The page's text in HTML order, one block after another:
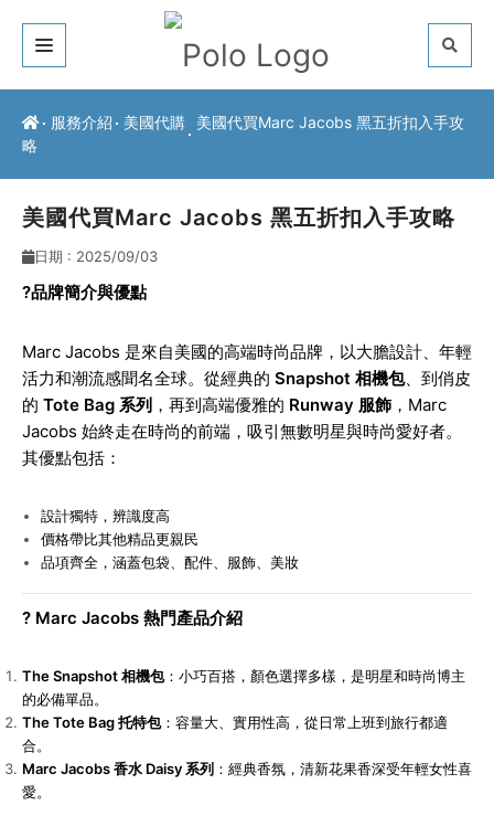
關於我們
服務介紹
常見問題
聯絡方式
服務介紹 美國代購
美國代買Marc Jacobs 黑五折扣入手攻
略
美國代買Marc Jacobs 黑五折扣入手攻略
日期 : 2025/09/03
?品牌簡介與優點
Marc Jacobs 是來自美國的高端時尚品牌，以大膽設計、年輕
活力和潮流感聞名全球。從經典的 Snapshot 相機包、到俏皮
的 Tote Bag 系列 ，再到高端優雅的 Runway 服飾 ，Marc
Jacobs 始終走在時尚的前端，吸引無數明星與時尚愛好者。
其優點包括：
設計獨特，辨識度高
價格帶比其他精品更親民
品項齊全，涵蓋包袋、配件、服飾、美妝
? Marc Jacobs 熱門產品介紹
The Snapshot相機包：小巧百搭，顏色選擇多樣，是明星和時尚博主
的必備單品。
The Tote Bag托特包：容量大、實用性高，從日常上班到旅行都適
合。
Marc Jacobs香水 Daisy 系列 ：經典香氛，清新花果香深受年輕女性喜
愛。